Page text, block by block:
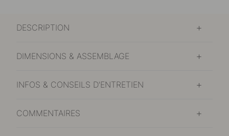
DESCRIPTION
DIMENSIONS & ASSEMBLAGE
INFOS & CONSEILS D'ENTRETIEN
COMMENTAIRES